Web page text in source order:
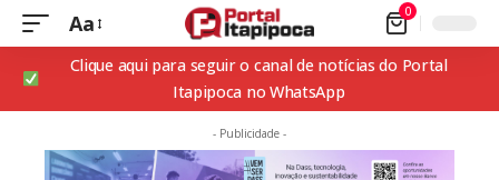
Aa 0
Clique aqui para seguir o canal de notícias do Portal
Itapipoca no WhatsApp
- Publicidade -